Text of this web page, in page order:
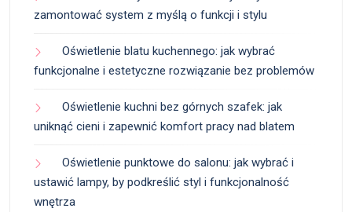
zamontować system z myślą o funkcji i stylu
Oświetlenie blatu kuchennego: jak wybrać
funkcjonalne i estetyczne rozwiązanie bez problemów
Oświetlenie kuchni bez górnych szafek: jak
uniknąć cieni i zapewnić komfort pracy nad blatem
Oświetlenie punktowe do salonu: jak wybrać i
ustawić lampy, by podkreślić styl i funkcjonalność
wnętrza